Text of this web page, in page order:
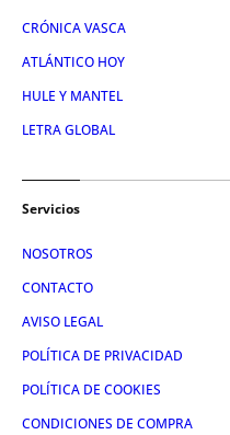
CRÓNICA VASCA
ATLÁNTICO HOY
HULE Y MANTEL
LETRA GLOBAL
Servicios
NOSOTROS
CONTACTO
AVISO LEGAL
POLÍTICA DE PRIVACIDAD
POLÍTICA DE COOKIES
CONDICIONES DE COMPRA